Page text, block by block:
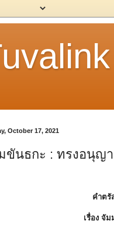
October 17, 2021
ขันธกะ : ทรงอนุญา
คำตรั
เรื่อง จัม